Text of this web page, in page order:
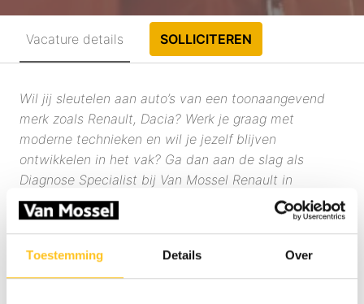
Toestemming Details Over
Vacature details SOLLICITEREN
Wil jij sleutelen aan auto’s van een toonaangevend
merk zoals Renault, Dacia? Werk je graag met
moderne technieken en wil je jezelf blijven
ontwikkelen in het vak? Ga dan aan de slag als
Diagnose Specialist bij Van Mossel Renault in
Barendrecht.
Wat ga je doen?